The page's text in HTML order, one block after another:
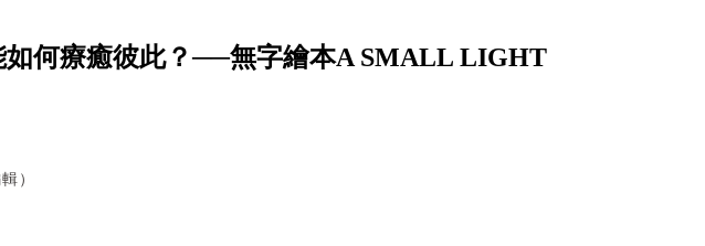
如何療癒彼此？──無字繪本A SMALL LIGHT
）